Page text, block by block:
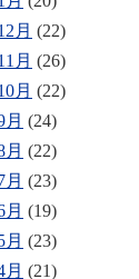
月 (22)
月 (26)
月 (22)
月 (24)
月 (22)
月 (23)
月 (19)
月 (23)
月 (21)